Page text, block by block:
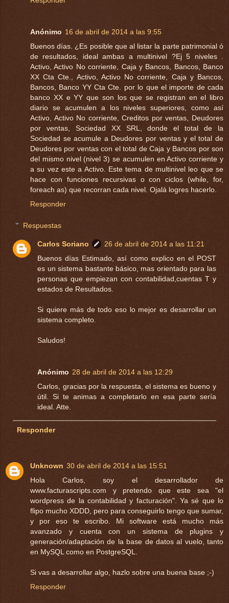
Anónimo 16 de abril de 2014 a las 9:55
Buenos días. ¿Es posible que al listar la parte patrimonial ó
de resultados, ideal ambas a multinivel ?Ej 5 niveles .
Activo, Activo No corriente, Caja y Bancos, Bancos, Banco
XX Cta Cte., Activo, Activo No corriente, Caja y Bancos,
Bancos, Banco YY Cta Cte. por lo que el importe de cada
banco XX e YY que son los que se registran en el libro
diario se acumulen a los niveles superiores, como así
Activo, Activo No corriente, Creditos por ventas, Deudores
por ventas, Sociedad XX SRL, donde el total de la
Sociedad se acumule a Deudores por ventas y el total de
Deudores por ventas con el total de Caja y Bancos por son
del mismo nivel (nivel 3) se acumulen en Activo corriente y
a su vez este a Activo. Este tema de multinivel leo que se
hace con funciones recursivas o con ciclos (while, for,
foreach as) que recorran cada nivel. Ojalá logres hacerlo.
Responder
Respuestas
Carlos Soriano
26 de abril de 2014 a las 11:21
Buenos días Estimado, así como explico en el POST
es un sistema bastante básico, mas orientado para las
personas que empiezan con contabilidad,cuentas T y
estados de Resultados.
Si quiere más de todo eso lo mejor es desarrollar un
sistema completo.
Saludos!
Anónimo 28 de abril de 2014 a las 12:29
Carlos, gracias por la respuesta, el sistema es bueno y
útil. Si te animas a completarlo en esa parte sería
ideal. Atte.
Responder
Unknown 30 de abril de 2014 a las 15:51
Hola Carlos, soy el desarrollador de
www.facturascripts.com y pretendo que este sea "el
wordpress de la contabilidad y facturación". Ya sé que lo
flipo mucho XDDD, pero para conseguirlo tengo que sumar,
y por eso te escribo. Mi software está mucho más
avanzado y cuenta con un sistema de plugins y
generación/adaptación de la base de datos al vuelo, tanto
en MySQL como en PostgreSQL.
Si vas a desarrollar algo, hazlo sobre una buena base ;-)
Responder